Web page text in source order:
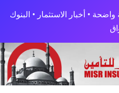
• أخبار الاستثمار • البنوك